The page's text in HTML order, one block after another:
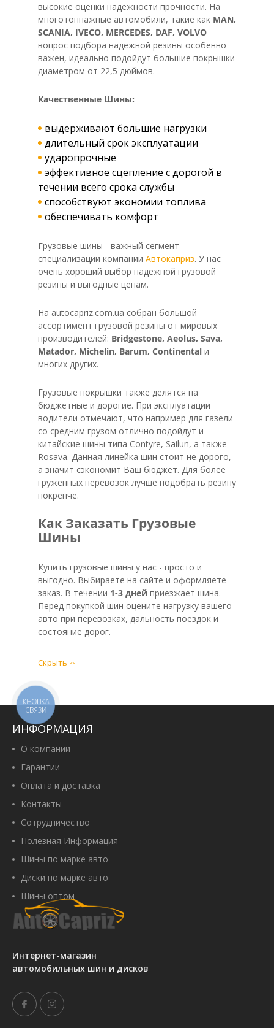
высокие оценки надежности прочности. На
многотоннажные автомобили, такие как MAN,
SCANIA, IVECO, MERCEDES, DAF, VOLVO
вопрос подбора надежной резины особенно
важен, идеально подойдут большие покрышки
диаметром от 22,5 дюймов.
Качественные Шины:
выдерживают большие нагрузки
длительный срок эксплуатации
ударопрочные
эффективное сцепление с дорогой в
течении всего срока службы
способствуют экономии топлива
обеспечивать комфорт
Грузовые шины - важный сегмент
специализации компании Автокаприз. У нас
очень хороший выбор надежной грузовой
резины и выгодные ценам.
На autocapriz.com.ua собран большой
ассортимент грузовой резины от мировых
производителей: Bridgestone, Aeolus, Sava,
Matador, Michelin, Barum, Сontinental и
многих других.
Грузовые покрышки также делятся на
бюджетные и дорогие. При эксплуатации
водители отмечают, что например для газели
со средним грузом отлично подойдут и
китайские шины типа Contyre, Sailun, а также
Rosava. Данная линейка шин стоит не дорого,
а значит сэкономит Ваш бюджет. Для более
груженных перевозок лучше подобрать резину
покрепче.
Как Заказать Грузовые
Шины
Купить грузовые шины у нас - просто и
выгодно. Выбираете на сайте и оформляете
заказ. В течении 1-3 дней приезжает шина.
Перед покупкой шин оцените нагрузку вашего
авто при перевозках, дальность поездок и
состояние дорог.
Скрыть
Интернет-магазин
автомобильных шин и дисков
ИНФОРМАЦИЯ
О компании
Гарантии
Оплата и доставка
Контакты
Сотрудничество
Полезная Информация
Шины по марке авто
Диски по марке авто
Шины оптом
КНОПКА
СВЯЗИ